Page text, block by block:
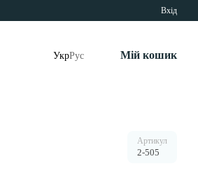
Вхід
УкрРус Мій кошик
Артикул
2-505